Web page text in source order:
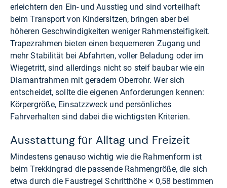
erleichtern den Ein- und Ausstieg und sind vorteilhaft
beim Transport von Kindersitzen, bringen aber bei
höheren Geschwindigkeiten weniger Rahmensteifigkeit.
Trapezrahmen bieten einen bequemeren Zugang und
mehr Stabilität bei Abfahrten, voller Beladung oder im
Wiegetritt, sind allerdings nicht so steif baubar wie ein
Diamantrahmen mit geradem Oberrohr. Wer sich
entscheidet, sollte die eigenen Anforderungen kennen:
Körpergröße, Einsatzzweck und persönliches
Fahrverhalten sind dabei die wichtigsten Kriterien.
Ausstattung für Alltag und Freizeit
Mindestens genauso wichtig wie die Rahmenform ist
beim Trekkingrad die passende Rahmengröße, die sich
etwa durch die Faustregel Schritthöhe × 0,58 bestimmen